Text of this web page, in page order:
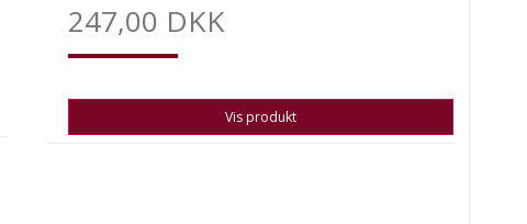
247,00 DKK
Vis produkt